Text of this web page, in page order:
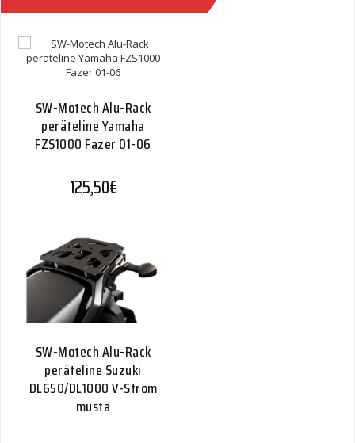
SW-Motech Alu-Rack
peräteline Yamaha
FZS1000 Fazer 01-06
125,50€
SW-Motech Alu-Rack
peräteline Suzuki
DL650/DL1000 V-Strom
musta